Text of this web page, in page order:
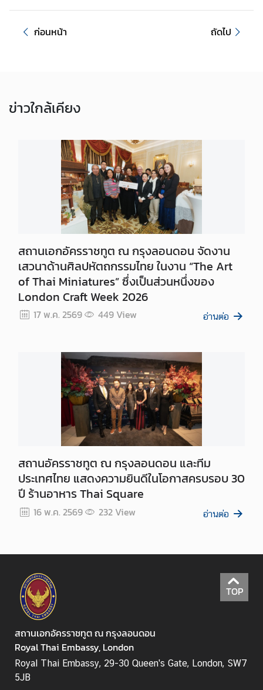
ธ์
อ
า
ณ
จั
ก
น
ธ์
ไ
ท
ไ
ร์
แ
ล
น
ด์
เ
ว
ก่อนหน้า ถัดไป
ข่าวใกล้เคียง
สถานเอกอัครราชทูต ณ กรุงลอนดอน จัดงาน
เสวนาด้านศิลปหัตถกรรมไทย ในงาน “The Art
of Thai Miniatures” ซึ่งเป็นส่วนหนึ่งของ
London Craft Week 2026
17 พ.ค. 2569 449View อ่านต่อ
สถานอัครราชทูต ณ กรุงลอนดอน และทีม
ประเทศไทย แสดงความยินดีในโอกาสครบรอบ 30
ปี ร้านอาหาร Thai Square
16 พ.ค. 2569 232View อ่านต่อ
TOP
สถานเอกอัครราชทูต ณ กรุงลอนดอน
Royal Thai Embassy, London
Royal Thai Embassy, 29-30 Queen's Gate, London, SW7
5JB